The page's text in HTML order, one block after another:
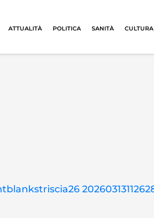
ATTUALITÀ POLITICA SANITÀ CULTURA